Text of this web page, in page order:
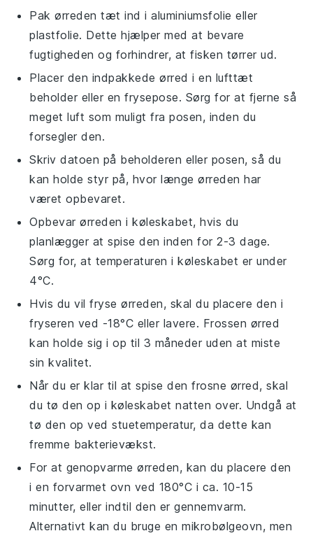
Pakørreden tæt ind i aluminiumsfolie eller
plastfolie. Dette hjælper med at bevare
fugtigheden og forhindrer, at fisken tørrer ud.
Placer den indpakkedeørred i en lufttæt
beholder eller en frysepose. Sørg for at fjerne så
meget luft som muligt fra posen, inden du
forsegler den.
Skriv datoen på beholderen eller posen, så du
kan holde styr på, hvor længeørreden har
været opbevaret.
Opbevarørreden i køleskabet, hvis du
planlægger at spise den inden for 2-3 dage.
Sørg for, at temperaturen i køleskabet er under
4°C.
Hvis du vil fryseørreden, skal du placere den i
fryseren ved -18°C eller lavere. Frossen ørred
kan holde sig i op til 3 måneder uden at miste
sin kvalitet.
Når du er klar til at spise den frosne ørred, skal
du tø den op i køleskabet natten over. Undgå at
tø den op ved stuetemperatur, da dette kan
fremme bakterievækst.
For at genopvarmeørreden, kan du placere den
i en forvarmet ovn ved 180°C i ca. 10-15
minutter, eller indtil den er gennemvarm.
Alternativt kan du bruge en mikrobølgeovn, men